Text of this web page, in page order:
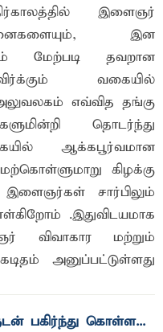
இளைஞர்
இன
மேற்படி தவறான
வகையில்
எவ்வித தங்கு
தொடர்ந்து
ஆக்கபூர்வமான
கிழக்கு
சார்பிலும்
.இதுவிடயமாக
விவாகார மற்றும்
அனுப்பட்டுள்ளது